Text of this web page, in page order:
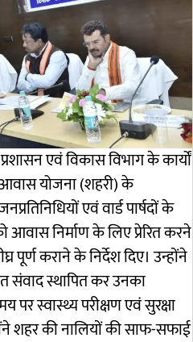
एवं विकास विभाग के कार्यों
आवास योजना (शहरी) के
एवं वार्ड पार्षदों के
निर्माण के लिए प्रेरित करने
पूर्ण कराने के निर्देश दिए। उन्होंने
संवाद स्थापित कर उनका
स्वास्थ्य परीक्षण एवं सुरक्षा
शहर की नालियों की साफ-सफाई